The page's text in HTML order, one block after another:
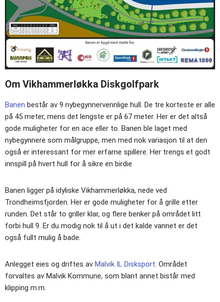
Om Vikhammerløkka Diskgolfpark
Banen består av 9 nybegynnervennlige hull. De tre korteste er alle
på 45 meter, mens det lengste er på 67 meter. Her er det altså
gode muligheter for en ace eller to. Banen ble laget med
nybegynnere som målgruppe, men med nok variasjon til at den
også er interessant for mer erfarne spillere. Her trengs et godt
innspill på hvert hull for å sikre en birdie
Banen ligger på idyliske Vikhammerløkka, nede ved
Trondheimsfjorden. Her er gode muligheter for å grille etter
runden. Det står to griller klar, og flere benker på området litt
forbi hull 9. Er du modig nok til å ut i det kalde vannet er det
også fullt mulig å bade.
Anlegget eies og driftes av Malvik IL Disksport. Området
forvaltes av Malvik Kommune, som blant annet bistår med
klipping m.m.